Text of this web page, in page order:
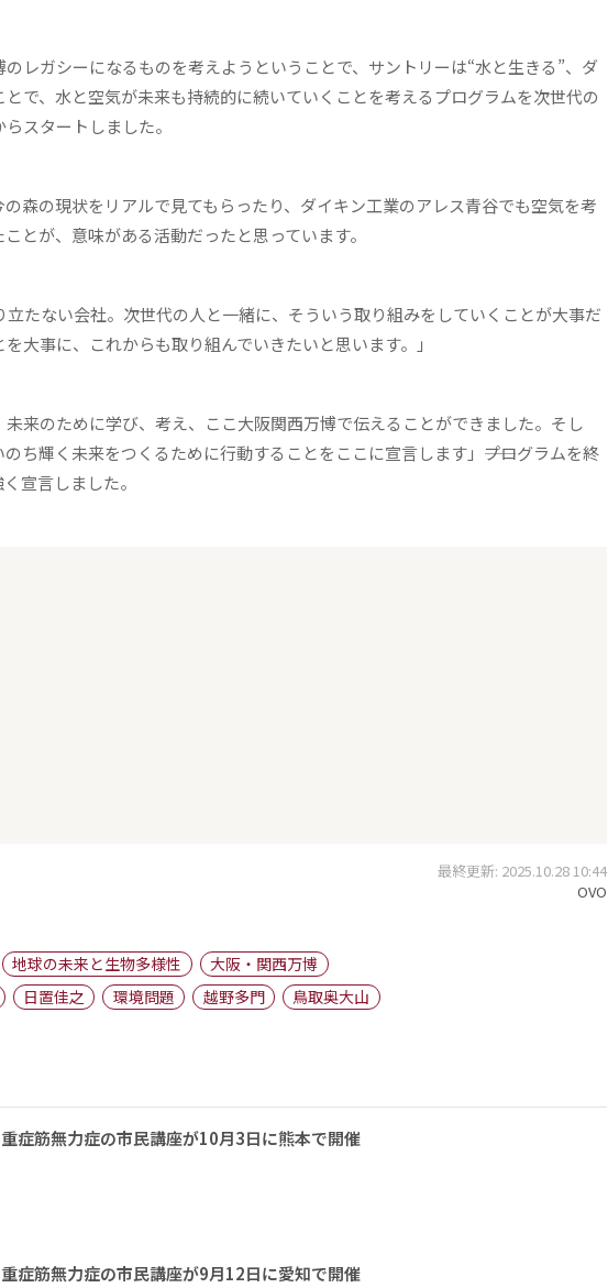
レガシーになるものを考えようということで、サントリーは“水と生きる”、ダ
で、水と空気が未来も持続的に続いていくことを考えるプログラムを次世代の
スタートしました。
森の現状をリアルで見てもらったり、ダイキン工業のアレス青谷でも空気を考
とが、意味がある活動だったと思っています。
たない会社。次世代の人と一緒に、そういう取り組みをしていくことが大事だ
大事に、これからも取り組んでいきたいと思います。」
来のために学び、考え、ここ大阪関西万博で伝えることができました。そし
ち輝く未来をつくるために行動することをここに宣言します」――プログラムを終
宣言しました。
最終更新: 2025.10.28 10:44
OVO
地球の未来と生物多様性
大阪・関西万博
日置佳之 環境問題 越野多門 鳥取奥大山
症筋無力症の市民講座が10月3日に熊本で開催
症筋無力症の市民講座が9月12日に愛知で開催